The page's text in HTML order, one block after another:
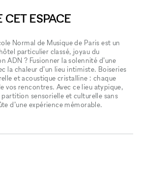
CET ESPACE
Normal de Musique de Paris est un
particulier classé, joyau du
ADN ? Fusionner la solennité d’une
la chaleur d’un lieu intimiste. Boiseries
et acoustique cristalline : chaque
vos rencontres. Avec ce lieu atypique,
sensorielle et culturelle sans
d’une expérience mémorable.